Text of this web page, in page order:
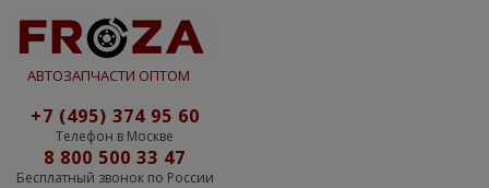
АВТОЗАПЧАСТИ ОПТОМ
+7 (495) 374 95 60
Телефон в Москве
8 800 500 33 47
Бесплатный звонок по России